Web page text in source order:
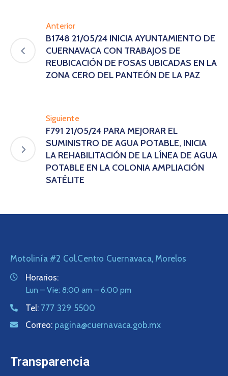
Anterior
B1748 21/05/24 INICIA AYUNTAMIENTO DE
CUERNAVACA CON TRABAJOS DE
REUBICACIÓN DE FOSAS UBICADAS EN LA
ZONA CERO DEL PANTEÓN DE LA PAZ
Siguiente
F791 21/05/24 PARA MEJORAR EL
SUMINISTRO DE AGUA POTABLE, INICIA
LA REHABILITACIÓN DE LA LÍNEA DE AGUA
POTABLE EN LA COLONIA AMPLIACIÓN
SATÉLITE
Motolinía #2 Col.Centro Cuernavaca, Morelos
Horarios:
Lun – Vie: 8:00 am – 6:00 pm
Tel: 777 329 5500
Correo: pagina@cuernavaca.gob.mx
Transparencia